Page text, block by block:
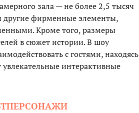
зала — не более 2,5 тысяч
другие фирменные элементы,
Кроме того, размеры
в сюжет истории. В шоу
с гостями, находясь
интерактивные